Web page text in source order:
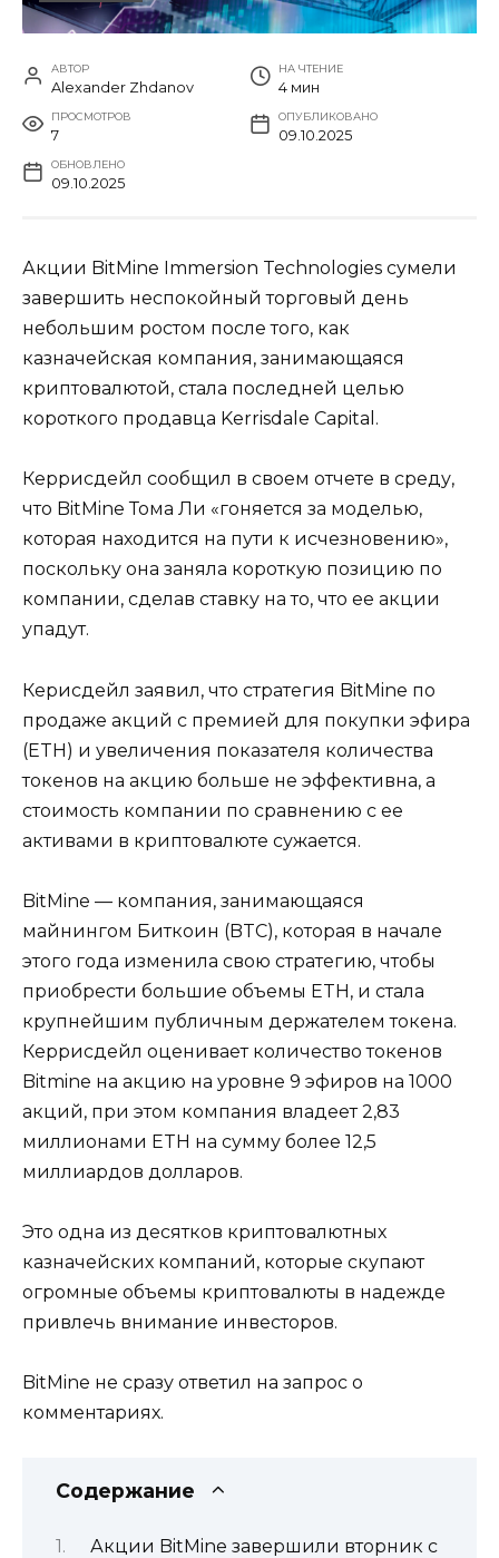
АВТОР
Alexander Zhdanov
НА ЧТЕНИЕ
4 мин
ПРОСМОТРОВ
7
ОПУБЛИКОВАНО
09.10.2025
ОБНОВЛЕНО
09.10.2025
Акции BitMine Immersion Technologies сумели
завершить неспокойный торговый день
небольшим ростом после того, как
казначейская компания, занимающаяся
криптовалютой, стала последней целью
короткого продавца Kerrisdale Capital.
Керрисдейл сообщил в своем отчете в среду,
что BitMine Тома Ли «гоняется за моделью,
которая находится на пути к исчезновению»,
поскольку она заняла короткую позицию по
компании, сделав ставку на то, что ее акции
упадут.
Керисдейл заявил, что стратегия BitMine по
продаже акций с премией для покупки эфира
(ETH) и увеличения показателя количества
токенов на акцию больше не эффективна, а
стоимость компании по сравнению с ее
активами в криптовалюте сужается.
BitMine — компания, занимающаяся
майнингом Биткоин (BTC), которая в начале
этого года изменила свою стратегию, чтобы
приобрести большие объемы ETH, и стала
крупнейшим публичным держателем токена.
Керрисдейл оценивает количество токенов
Bitmine на акцию на уровне 9 эфиров на 1000
акций, при этом компания владеет 2,83
миллионами ETH на сумму более 12,5
миллиардов долларов.
Это одна из десятков криптовалютных
казначейских компаний, которые скупают
огромные объемы криптовалюты в надежде
привлечь внимание инвесторов.
BitMine не сразу ответил на запрос о
комментариях.
Содержание
Акции BitMine завершили вторник с